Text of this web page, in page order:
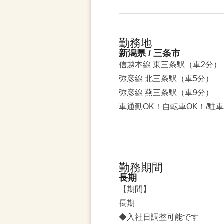
勤務地
新潟県 / 三条市
信越本線 東三条駅（車2分）
弥彦線 北三条駅（車5分）
弥彦線 燕三条駅（車9分）
車通勤OK！自転車OK！/駐
勤務期間
長期
【期間】
長期
◆入社日調整可能です